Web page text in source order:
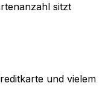
sitzt
und vielem